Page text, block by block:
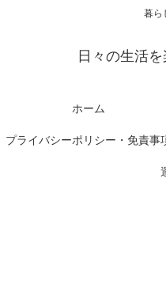
暮ら
日々の生活
ホーム
プライバシーポリシー・免責事